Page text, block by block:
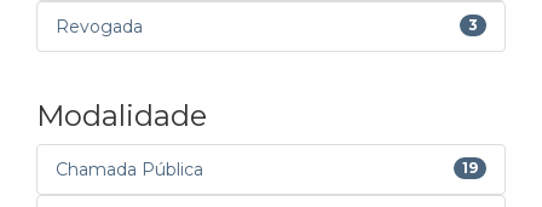
Revogada 3
Modalidade
Chamada Pública 19